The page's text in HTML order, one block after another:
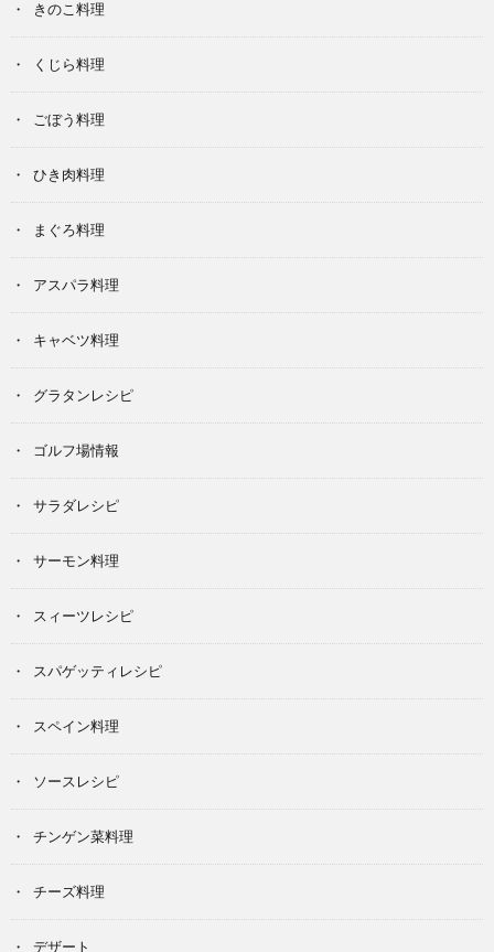
きのこ料理
くじら料理
ごぼう料理
ひき肉料理
まぐろ料理
アスパラ料理
キャベツ料理
グラタンレシピ
ゴルフ場情報
サラダレシピ
サーモン料理
スィーツレシピ
スパゲッティレシピ
スペイン料理
ソースレシピ
チンゲン菜料理
チーズ料理
デザート